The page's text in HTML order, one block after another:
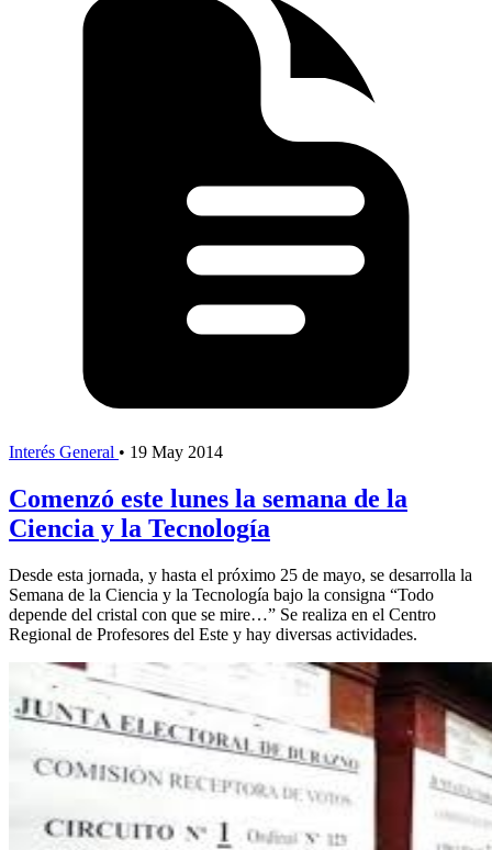
Interés General • 19 May 2014
Comenzó este lunes la semana de la
Ciencia y la Tecnología
Desde esta jornada, y hasta el próximo 25 de mayo, se desarrolla la
Semana de la Ciencia y la Tecnología bajo la consigna “Todo
depende del cristal con que se mire…” Se realiza en el Centro
Regional de Profesores del Este y hay diversas actividades.